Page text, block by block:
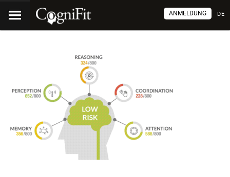
DE
ANMELDUNG